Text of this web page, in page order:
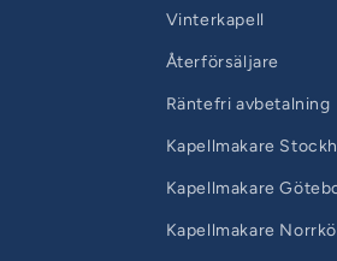
Vinterkapell
Återförsäljare
Räntefri avbetalning
Kapellmakare
Kapellmakare
Kapellmakare